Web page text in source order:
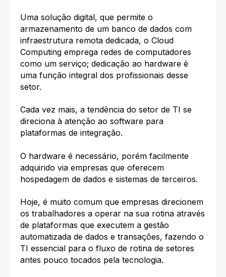
Uma solução digital, que permite o
armazenamento de um banco de dados com
infraestrutura remota dedicada, o Cloud
Computing emprega redes de computadores
como um serviço; dedicação ao hardware é
uma função integral dos profissionais desse
setor.
Cada vez mais, a tendência do setor de TI se
direciona à atenção ao software para
plataformas de integração.
O hardware é necessário, porém facilmente
adquirido via empresas que oferecem
hospedagem de dados e sistemas de terceiros.
Hoje, é muito comum que empresas direcionem
os trabalhadores a operar na sua rotina através
de plataformas que executem a gestão
automatizada de dados e transações, fazendo o
TI essencial para o fluxo de rotina de setores
antes pouco tocados pela tecnologia.